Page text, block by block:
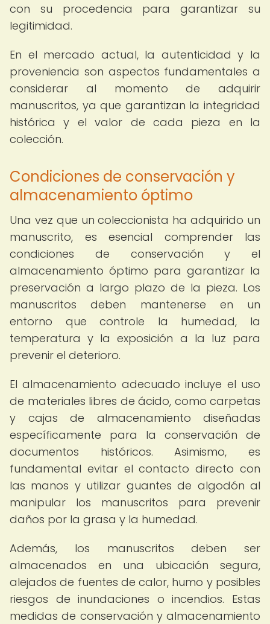
con su procedencia para garantizar su
legitimidad.
En el mercado actual, la autenticidad y la
proveniencia son aspectos fundamentales a
considerar al momento de adquirir
manuscritos, ya que garantizan la integridad
histórica y el valor de cada pieza en la
colección.
Condiciones de conservación y
almacenamiento óptimo
Una vez que un coleccionista ha adquirido un
manuscrito, es esencial comprender las
condiciones de conservación y el
almacenamiento óptimo para garantizar la
preservación a largo plazo de la pieza. Los
manuscritos deben mantenerse en un
entorno que controle la humedad, la
temperatura y la exposición a la luz para
prevenir el deterioro.
El almacenamiento adecuado incluye el uso
de materiales libres de ácido, como carpetas
y cajas de almacenamiento diseñadas
específicamente para la conservación de
documentos históricos. Asimismo, es
fundamental evitar el contacto directo con
las manos y utilizar guantes de algodón al
manipular los manuscritos para prevenir
daños por la grasa y la humedad.
Además, los manuscritos deben ser
almacenados en una ubicación segura,
alejados de fuentes de calor, humo y posibles
riesgos de inundaciones o incendios. Estas
medidas de conservación y almacenamiento